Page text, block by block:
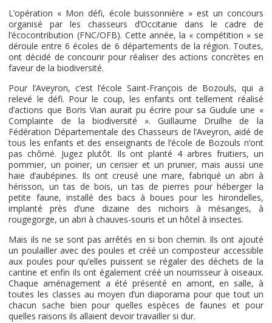
L’opération « Mon défi, école buissonnière » est un concours
organisé par les chasseurs d’Occitanie dans le cadre de
l’écocontribution (FNC/OFB). Cette année, la « compétition » se
déroule entre 6 écoles de 6 départements de la région. Toutes,
ont décidé de concourir pour réaliser des actions concrètes en
faveur de la biodiversité.
Pour l’Aveyron, c’est l’école Saint-François de Bozouls, qui a
relevé le défi. Pour le coup, les enfants ont tellement réalisé
d’actions que Boris Vian aurait pu écrire pour sa Gudule une «
Complainte de la biodiversité ». Guillaume Druilhe de la
Fédération Départementale des Chasseurs de l’Aveyron, aidé de
tous les enfants et des enseignants de l’école de Bozouls n’ont
pas chômé. Jugez plutôt. Ils ont planté 4 arbres fruitiers, un
pommier, un poirier, un cerisier et un prunier, mais aussi une
haie d’aubépines. Ils ont creusé une mare, fabriqué un abri à
hérisson, un tas de bois, un tas de pierres pour héberger la
petite faune, installé des bacs à boues pour les hirondelles,
implanté près d’une dizaine des nichoirs à mésanges, à
rougegorge, un abri à chauves-souris et un hôtel à insectes.
Mais ils ne se sont pas arrêtés en si bon chemin. Ils ont ajouté
un poulailler avec des poules et créé un composteur accessible
aux poules pour qu’elles puissent se régaler des déchets de la
cantine et enfin ils ont également créé un nourrisseur à oiseaux.
Chaque aménagement a été présenté en amont, en salle, à
toutes les classes au moyen d’un diaporama pour que tout un
chacun sache bien pour quelles espèces de faunes et pour
quelles raisons ils allaient devoir travailler si dur.